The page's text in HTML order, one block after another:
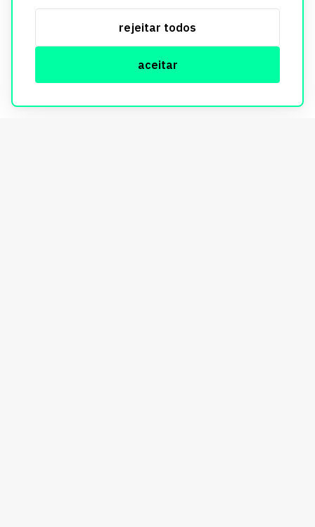
rejeitar todos
aceitar
informações, consulte nossa Política de Privacidade.
© Copyright Imobi Report. Todos os direitos reservados.
Política de privacidade
mobister